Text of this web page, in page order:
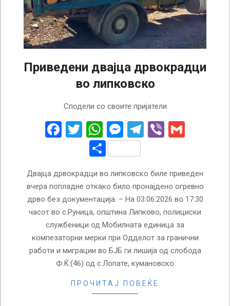
Приведени двајца дрвокрадци
во липковско
Сподели со своите пријатели
Facebook
Twitter
WhatsApp
Messenger
Telegram
Viber
Share
Двајца дрвокрадци во липковско биле приведен
вчера попладне откако било пронајдено огревно
дрво без документација. – На 03.06.2026 во 17:30
часот во с.Руница, општина Липково, полициски
службеници од Мобилната единица за
компезаторни мерки при Одделот за гранични
работи и миграции во БЈБ ги лишија од слобода
Ф.Ќ.(46) од с.Лопате, кумановско
ПРОЧИТАЈ ПОВЕЌЕ